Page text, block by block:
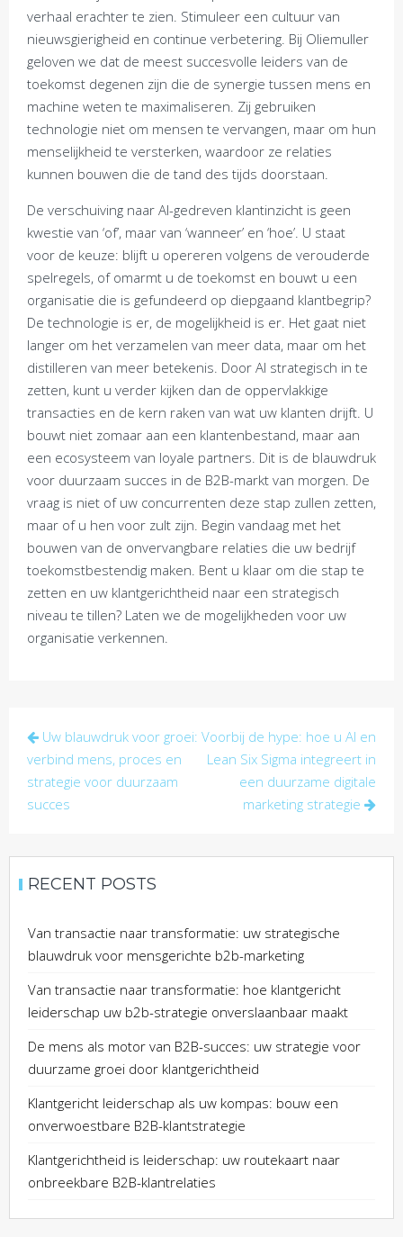
verhaal erachter te zien. Stimuleer een cultuur van
nieuwsgierigheid en continue verbetering. Bij Oliemuller
geloven we dat de meest succesvolle leiders van de
toekomst degenen zijn die de synergie tussen mens en
machine weten te maximaliseren. Zij gebruiken
technologie niet om mensen te vervangen, maar om hun
menselijkheid te versterken, waardoor ze relaties
kunnen bouwen die de tand des tijds doorstaan.
De verschuiving naar AI-gedreven klantinzicht is geen
kwestie van ‘of’, maar van ‘wanneer’ en ‘hoe’. U staat
voor de keuze: blijft u opereren volgens de verouderde
spelregels, of omarmt u de toekomst en bouwt u een
organisatie die is gefundeerd op diepgaand klantbegrip?
De technologie is er, de mogelijkheid is er. Het gaat niet
langer om het verzamelen van meer data, maar om het
distilleren van meer betekenis. Door AI strategisch in te
zetten, kunt u verder kijken dan de oppervlakkige
transacties en de kern raken van wat uw klanten drijft. U
bouwt niet zomaar aan een klantenbestand, maar aan
een ecosysteem van loyale partners. Dit is de blauwdruk
voor duurzaam succes in de B2B-markt van morgen. De
vraag is niet of uw concurrenten deze stap zullen zetten,
maar of u hen voor zult zijn. Begin vandaag met het
bouwen van de onvervangbare relaties die uw bedrijf
toekomstbestendig maken. Bent u klaar om die stap te
zetten en uw klantgerichtheid naar een strategisch
niveau te tillen? Laten we de mogelijkheden voor uw
organisatie verkennen.
Post
navigation
Uw blauwdruk voor groei:
verbind mens, proces en
strategie voor duurzaam
succes
Voorbij de hype: hoe u AI en
Lean Six Sigma integreert in
een duurzame digitale
marketing strategie
RECENT POSTS
Van transactie naar transformatie: uw strategische
blauwdruk voor mensgerichte b2b-marketing
Van transactie naar transformatie: hoe klantgericht
leiderschap uw b2b-strategie onverslaanbaar maakt
De mens als motor van B2B-succes: uw strategie voor
duurzame groei door klantgerichtheid
Klantgericht leiderschap als uw kompas: bouw een
onverwoestbare B2B-klantstrategie
Klantgerichtheid is leiderschap: uw routekaart naar
onbreekbare B2B-klantrelaties